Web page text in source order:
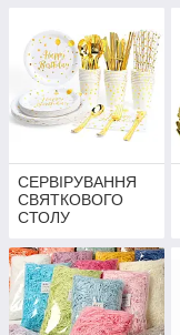
СЕРВІРУВАННЯ
СВЯТКОВОГО
СТОЛУ